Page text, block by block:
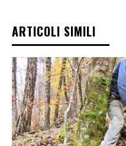
ARTICOLI SIMILI